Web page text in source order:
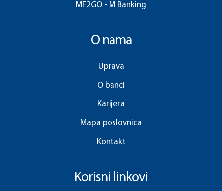
MF2GO - M Banking
O nama
Uprava
O banci
Karijera
Mapa poslovnica
Kontakt
Korisni linkovi